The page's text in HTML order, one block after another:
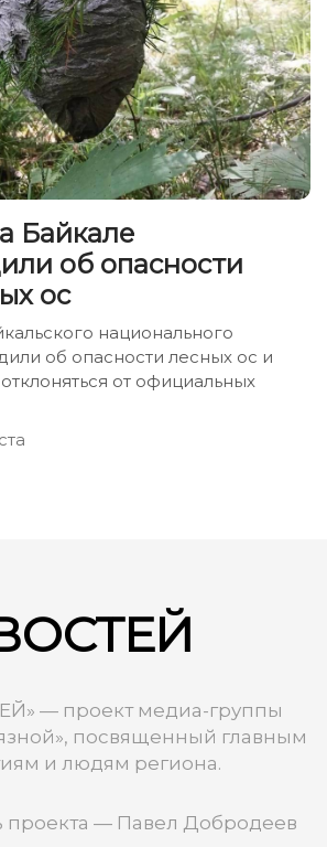
Байкале
об опасности
ос
национального
об опасности лесных ос и
от официальных
— проект медиа-группы
посвященный главным
и людям региона.
проекта — Павел Добродеев